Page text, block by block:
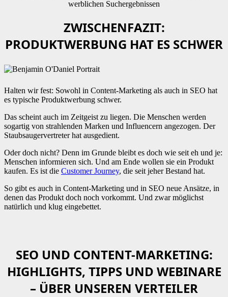
werblichen Suchergebnissen
ZWISCHENFAZIT:
PRODUKTWERBUNG HAT ES SCHWER
Halten wir fest: Sowohl in Content-Marketing als auch in SEO hat
es typische Produktwerbung schwer.
Das scheint auch im Zeitgeist zu liegen. Die Menschen werden
sogartig von strahlenden Marken und Influencern angezogen. Der
Staubsaugervertreter hat ausgedient.
Oder doch nicht? Denn im Grunde bleibt es doch wie seit eh und je:
Menschen informieren sich. Und am Ende wollen sie ein Produkt
kaufen. Es ist die Customer Journey, die seit jeher Bestand hat.
So gibt es auch in Content-Marketing und in SEO neue Ansätze, in
denen das Produkt doch noch vorkommt. Und zwar möglichst
natürlich und klug eingebettet.
SEO UND CONTENT-MARKETING:
HIGHLIGHTS, TIPPS UND WEBINARE
– ÜBER UNSEREN VERTEILER